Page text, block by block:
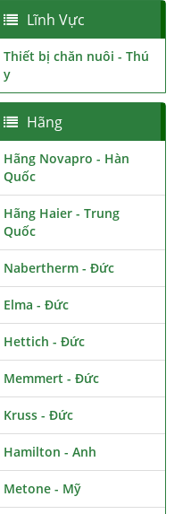
Lĩnh Vực
Thiết bị chăn nuôi - Thú
y
Hãng
Hãng Novapro - Hàn
Quốc
Hãng Haier - Trung
Quốc
Nabertherm - Đức
Elma - Đức
Hettich - Đức
Memmert - Đức
Kruss - Đức
Hamilton - Anh
Metone - Mỹ